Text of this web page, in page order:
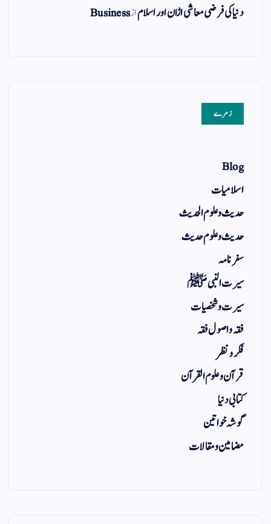
دنیا کی فرضی معاشی اڑان اور اسلامازBusiness
زمرے
Blog
اسلامیات
حدیث و علوم الحدیث
حدیث و علوم حدیث
سفر نامہ
سیرت النبی ﷺ
سیرت و شخصیات
فقہ و اصول فقہ
فکر و نظر
قرآن و علوم القرآن
کتابی دنیا
گوشہ خواتین
مضامین و مقالات